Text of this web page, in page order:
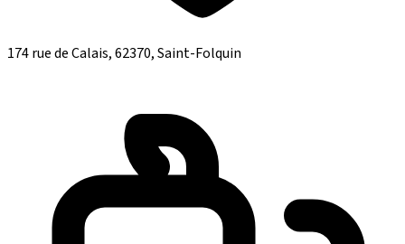
174 rue de Calais, 62370, Saint-Folquin